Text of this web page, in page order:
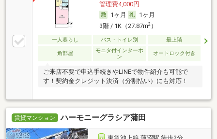
管理費4,000円
1ヶ月
1ヶ月
3階 / 1K（27.87m2）
一人暮らし バス・トイレ別 最上階
角部屋
モニタ付インターホ
ン
オートロック付き
ご来店不要で申込手続きやLINEで物件紹介も可能で
す！契約金クレジット決済（分割払い）にも対応！
賃貸マンション ハーモニーグラシア蒲田
東急池上線 蓮沼駅 徒歩2分